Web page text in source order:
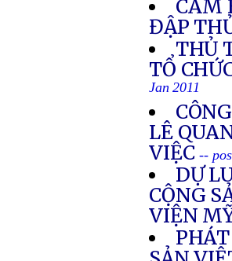
CAM
ĐẬP
THỦ
TỔ
Jan 2011
LÊ
VIỆC --
DỰ
CỘNG
VIỆN